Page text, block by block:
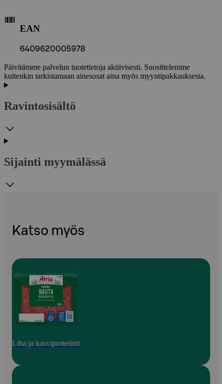
EAN
6409620005978
Päivitämme palvelun tuotetietoja aktiivisesti. Suosittelemme
kuitenkin tarkistamaan ainesosat aina myös myyntipakkauksesta.
Ravintosisältö
Sijainti myymälässä
Katso myös
Liha ja kasviproteiinit